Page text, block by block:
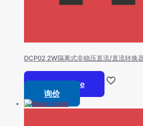
DCP02 2W隔离式非稳压直流/直流转换
Read more
询价